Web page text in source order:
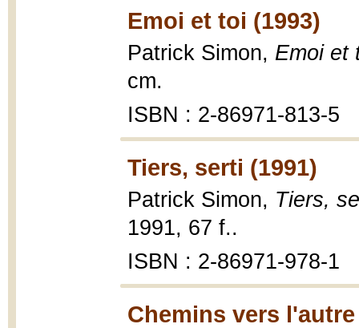
Emoi et toi (1993)
Patrick Simon, Emoi et
cm.
ISBN : 2-86971-813-5
Tiers, serti (1991)
Patrick Simon, Tiers,
1991, 67 f..
ISBN : 2-86971-978-1
Chemins vers l'autre